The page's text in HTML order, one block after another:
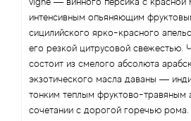
интенсивным опьяняющим
сицилийского ярко-красного
его резкой цитрусовой свежестью.
состоит из смелого абсолюта
экзотического масла даваны —
тонким теплым фруктово-травяным
сочетании с дорогой горечью